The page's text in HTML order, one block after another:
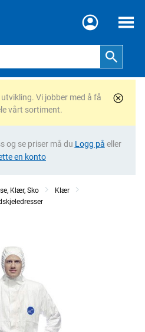
Meny
Vi jobber med å få
vårt sortiment.
og se priser må du Logg på eller
en konto
Klær, Sko
Klær